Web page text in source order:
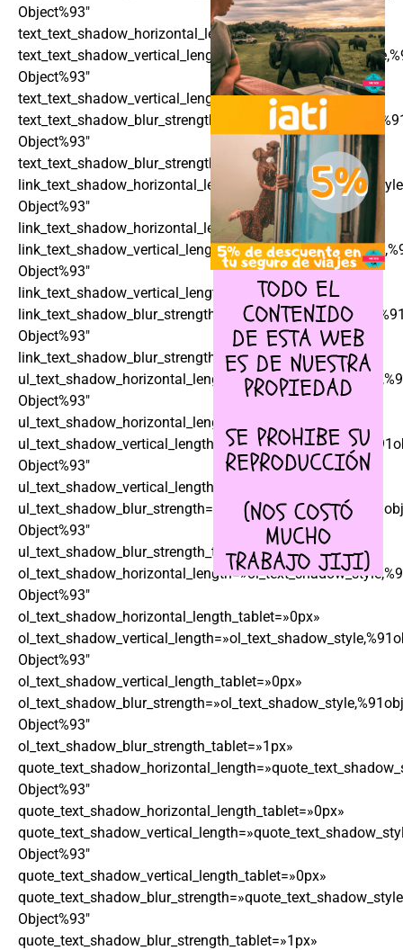
Object%93″
text_text_shadow_horizontal_length_tablet=»0px»
Object%93″
text_text_shadow_vertical_length_tablet=»0px»
Object%93″
text_text_shadow_blur_strength_tablet=»1px»
Object%93″
link_text_shadow_horizontal_length_tablet=»0px»
Object%93″
link_text_shadow_vertical_length_tablet=»0px»
Object%93″
link_text_shadow_blur_strength_tablet=»1px»
Object%93″
ul_text_shadow_horizontal_length_tablet=»0px»
Object%93″
ul_text_shadow_vertical_length_tablet=»0px»
Object%93″
ul_text_shadow_blur_strength_tablet=»1px»
Object%93″
ol_text_shadow_horizontal_length_tablet=»0px»
Object%93″
ol_text_shadow_vertical_length_tablet=»0px»
Object%93″
ol_text_shadow_blur_strength_tablet=»1px»
Object%93″
quote_text_shadow_horizontal_length_tablet=»0px»
Object%93″
quote_text_shadow_vertical_length_tablet=»0px»
Object%93″
quote_text_shadow_blur_strength_tablet=»1px»